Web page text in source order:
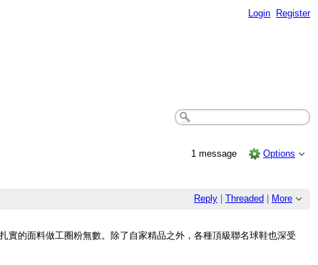
Login Register
1 message Options
Reply Threaded More
實的面料做工圈粉無數。除了自家精品之外，各種頂級聯名球鞋也深受